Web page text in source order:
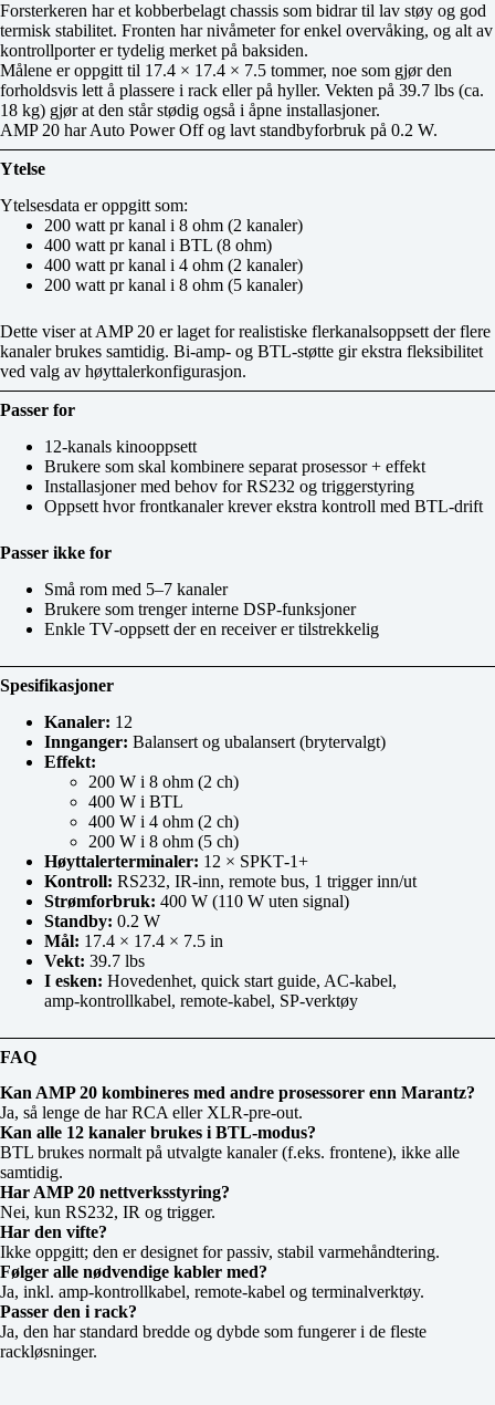
Forsterkeren har et kobberbelagt chassis som bidrar til lav støy og god
termisk stabilitet. Fronten har nivåmeter for enkel overvåking, og alt av
kontrollporter er tydelig merket på baksiden.
Målene er oppgitt til 17.4 × 17.4 × 7.5 tommer, noe som gjør den
forholdsvis lett å plassere i rack eller på hyller. Vekten på 39.7 lbs (ca.
18 kg) gjør at den står stødig også i åpne installasjoner.
AMP 20 har Auto Power Off og lavt standbyforbruk på 0.2 W.
Ytelse
Ytelsesdata er oppgitt som:
200 watt pr kanal i 8 ohm (2 kanaler)
400 watt pr kanal i BTL (8 ohm)
400 watt pr kanal i 4 ohm (2 kanaler)
200 watt pr kanal i 8 ohm (5 kanaler)
Dette viser at AMP 20 er laget for realistiske flerkanalsoppsett der flere
kanaler brukes samtidig. Bi‑amp‑ og BTL‑støtte gir ekstra fleksibilitet
ved valg av høyttalerkonfigurasjon.
Passer for
12‑kanals kinooppsett
Brukere som skal kombinere separat prosessor + effekt
Installasjoner med behov for RS232 og triggerstyring
Oppsett hvor frontkanaler krever ekstra kontroll med BTL‑drift
Passer ikke for
Små rom med 5–7 kanaler
Brukere som trenger interne DSP‑funksjoner
Enkle TV‑oppsett der en receiver er tilstrekkelig
Spesifikasjoner
Kanaler: 12
Innganger: Balansert og ubalansert (brytervalgt)
Effekt:
200 W i 8 ohm (2 ch)
400 W i BTL
400 W i 4 ohm (2 ch)
200 W i 8 ohm (5 ch)
Høyttalerterminaler: 12 × SPKT‑1+
Kontroll: RS232, IR‑inn, remote bus, 1 trigger inn/ut
Strømforbruk: 400 W (110 W uten signal)
Standby: 0.2 W
Mål: 17.4 × 17.4 × 7.5 in
Vekt: 39.7 lbs
I esken: Hovedenhet, quick start guide, AC‑kabel,
amp‑kontrollkabel, remote‑kabel, SP‑verktøy
FAQ
Kan AMP 20 kombineres med andre prosessorer enn Marantz?
Ja, så lenge de har RCA eller XLR‑pre‑out.
Kan alle 12 kanaler brukes i BTL‑modus?
BTL brukes normalt på utvalgte kanaler (f.eks. frontene), ikke alle
samtidig.
Har AMP 20 nettverksstyring?
Nei, kun RS232, IR og trigger.
Har den vifte?
Ikke oppgitt; den er designet for passiv, stabil varmehåndtering.
Følger alle nødvendige kabler med?
Ja, inkl. amp‑kontrollkabel, remote‑kabel og terminalverktøy.
Passer den i rack?
Ja, den har standard bredde og dybde som fungerer i de fleste
rackløsninger.